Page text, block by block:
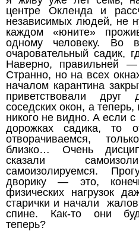
центре Окленда и
независимых людей, не
каждом «юните»
одному человеку. Во
очаровательный садик,
Наверно, правильней
Странно, но на всех
началом карантина
приветствовали
соседских окон, а
никого не видно. А если
дорожках садика, то
отворачиваемся,
близко… Очень
сказали
самоизолируемся.
дворику — это,
физических нагрузок
старички и начали
спине. Как-то они
теперь?